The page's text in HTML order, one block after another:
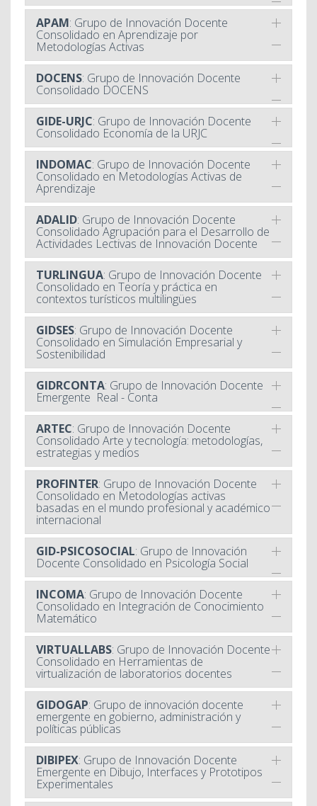
APAM: Grupo de Innovación Docente
Consolidado en Aprendizaje por
Metodologías Activas
DOCENS: Grupo de Innovación Docente
Consolidado DOCENS
GIDE-URJC: Grupo de Innovación Docente
Consolidado Economía de la URJC
INDOMAC: Grupo de Innovación Docente
Consolidado en Metodologías Activas de
Aprendizaje
ADALID: Grupo de Innovación Docente
Consolidado Agrupación para el Desarrollo de
Actividades Lectivas de Innovación Docente
TURLINGUA: Grupo de Innovación Docente
Consolidado en Teoría y práctica en
contextos turísticos multilingües
GIDSES: Grupo de Innovación Docente
Consolidado en Simulación Empresarial y
Sostenibilidad
GIDRCONTA: Grupo de Innovación Docente
Emergente Real - Conta
ARTEC: Grupo de Innovación Docente
Consolidado Arte y tecnología: metodologías,
estrategias y medios
PROFINTER: Grupo de Innovación Docente
Consolidado en Metodologías activas
basadas en el mundo profesional y académico
internacional
GID-PSICOSOCIAL: Grupo de Innovación
Docente Consolidado en Psicología Social
INCOMA: Grupo de Innovación Docente
Consolidado en Integración de Conocimiento
Matemático
VIRTUALLABS: Grupo de Innovación Docente
Consolidado en Herramientas de
virtualización de laboratorios docentes
GIDOGAP: Grupo de innovación docente
emergente en gobierno, administración y
políticas públicas
DIBIPEX: Grupo de Innovación Docente
Emergente en Dibujo, Interfaces y Prototipos
Experimentales